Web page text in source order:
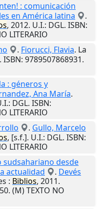
: comunicación
en América latina
.
, 2012. U.I.: DGL. ISBN:
LITERARIO
. Fiorucci, Flavia. La
ISBN: 9789507868931.
: géneros y
Ana María.
: DGL. ISBN:
LITERARIO
. Gullo, Marcelo
, [s.f.]. U.I.: DGL. ISBN:
LITERARIO
sudsahariano desde
actualidad
. Devés
: Biblios, 2011.
(M) TEXTO NO